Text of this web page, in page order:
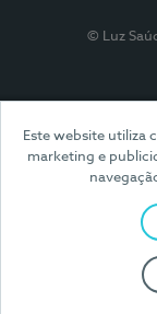
Este website utiliza
marketing e
© Luz